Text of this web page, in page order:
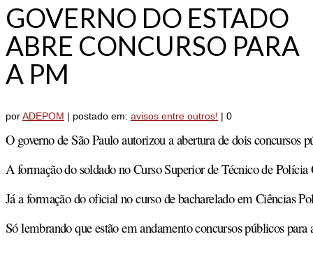
GOVERNO DO ESTADO
ABRE CONCURSO PARA
A PM
porADEPOM | postado em: avisos entre outros! | 0
O governo de São Paulo autorizou a abertura de dois concursos
A formação do soldado no Curso Superior de Técnico de
Já a formação do oficial no curso de bacharelado em Ciências
Só lembrando que estão em andamento concursos públicos